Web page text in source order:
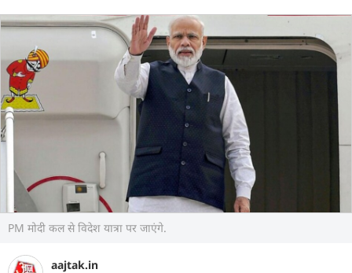
PM मोदी कल से विदेश यात्रा पर जाएंगे.
aajtak.in